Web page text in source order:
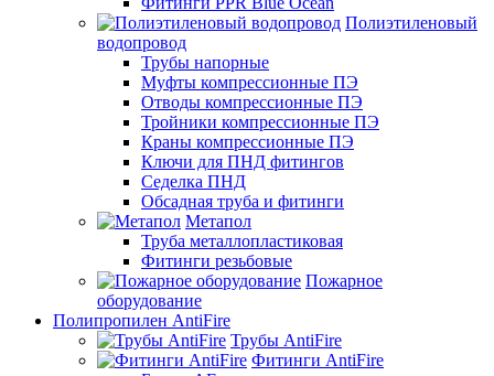
Полиэтиленовый
водопровод
Трубы напорные
Муфты компрессионные ПЭ
Отводы компрессионные ПЭ
Тройники компрессионные ПЭ
Краны компрессионные ПЭ
Ключи для ПНД фитингов
Седелка ПНД
Обсадная труба и фитинги
Метапол
Труба металлопластиковая
Фитинги резьбовые
Пожарное
оборудование
Полипропилен AntiFire
Трубы AntiFire
Фитинги AntiFire